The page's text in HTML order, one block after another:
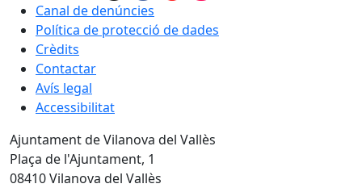
Canal de denúncies
Política de protecció de dades
Crèdits
Contactar
Avís legal
Accessibilitat
Ajuntament de Vilanova del Vallès
Plaça de l'Ajuntament, 1
08410 Vilanova del Vallès